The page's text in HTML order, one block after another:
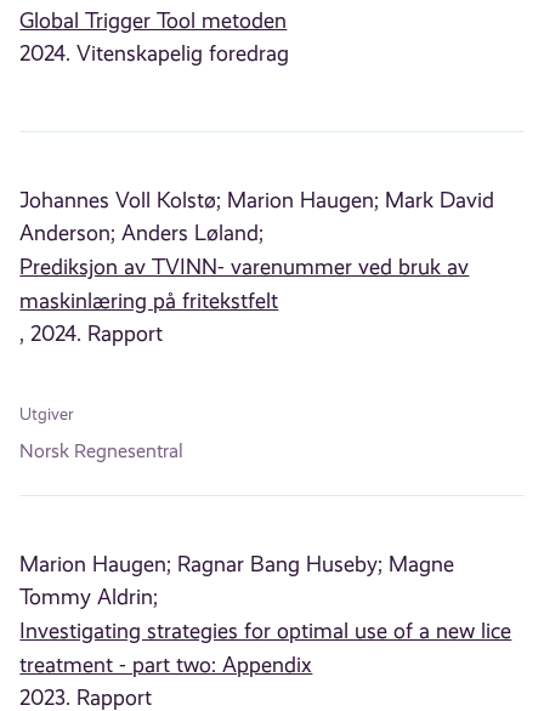
Global Trigger Tool metoden
2024. Vitenskapelig foredrag
Johannes Voll Kolstø; Marion Haugen; Mark David
Anderson; Anders Løland;
Prediksjon av TVINN- varenummer ved bruk av
maskinlæring på fritekstfelt
, 2024. Rapport
Utgiver
Norsk Regnesentral
Marion Haugen; Ragnar Bang Huseby; Magne
Tommy Aldrin;
Investigating strategies for optimal use of a new lice
treatment - part two: Appendix
2023. Rapport